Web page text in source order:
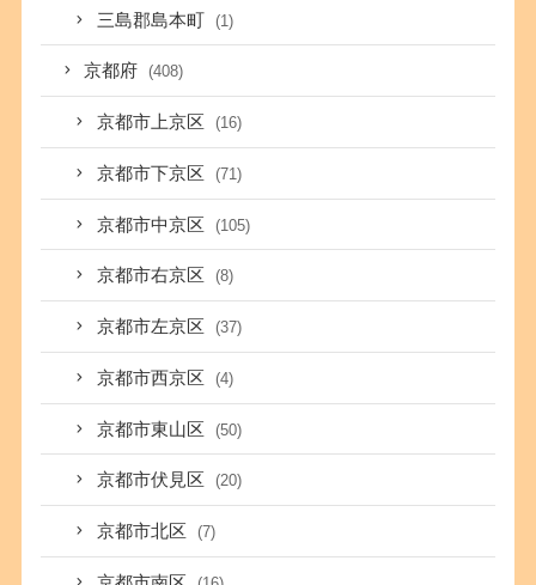
三島郡島本町 (1)
京都府 (408)
京都市上京区 (16)
京都市下京区 (71)
京都市中京区 (105)
京都市右京区 (8)
京都市左京区 (37)
京都市西京区 (4)
京都市東山区 (50)
京都市伏見区 (20)
京都市北区 (7)